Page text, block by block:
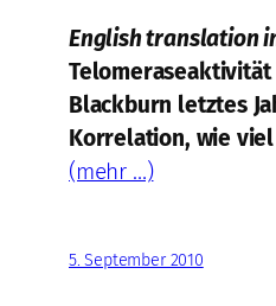
English translation
Telomeraseaktivität
Blackburn letztes
Korrelation, wie
(mehr …)
5. September 2010